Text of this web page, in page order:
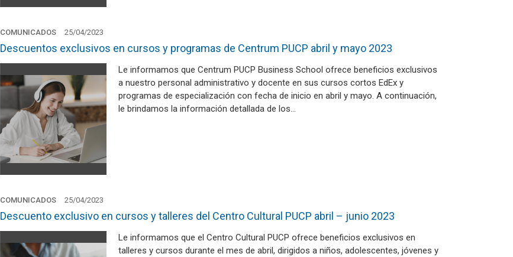
COMUNICADOS 25/04/2023
Descuentos exclusivos en cursos y programas de Centrum PUCP abril y mayo 2023
Le informamos que Centrum PUCP Business School ofrece beneficios exclusivos
a nuestro personal administrativo y docente en sus cursos cortos EdEx y
programas de especialización con fecha de inicio en abril y mayo. A continuación,
le brindamos la información detallada de los…
COMUNICADOS 25/04/2023
Descuento exclusivo en cursos y talleres del Centro Cultural PUCP abril – junio 2023
Le informamos que el Centro Cultural PUCP ofrece beneficios exclusivos en
talleres y cursos durante el mes de abril, dirigidos a niños, adolescentes, jóvenes y